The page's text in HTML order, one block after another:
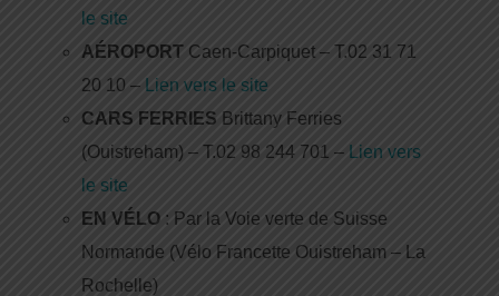
le site
AÉROPORTCaen-Carpiquet – T.02 31 71
20 10 – Lien vers le site
CARS FERRIES Brittany Ferries
(Ouistreham) – T.02 98 244 701 – Lien vers
le site
EN VÉLO: Par la Voie verte de Suisse
Normande (Vélo Francette Ouistreham – La
Rochelle)